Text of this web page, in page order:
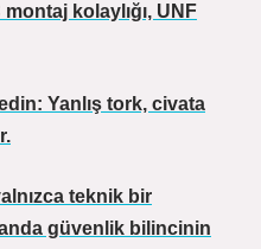
kolaylığı, UNF
Yanlış tork, civata
teknik bir
güvenlik bilincinin